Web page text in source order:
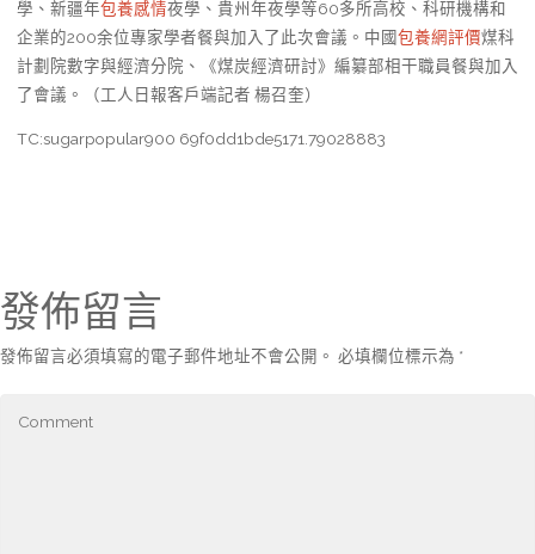
學、新疆年包養感情夜學、貴州年夜學等60多所高校、科研機構和
企業的200余位專家學者餐與加入了此次會議。中國包養網評價煤科
計劃院數字與經濟分院、《煤炭經濟研討》編纂部相干職員餐與加入
了會議。（工人日報客戶端記者 楊召奎）
TC:sugarpopular900 69f0dd1bde5171.79028883
發佈留言
發佈留言必須填寫的電子郵件地址不會公開。 必填欄位標示為 *